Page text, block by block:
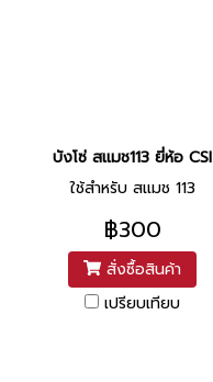
บังโซ่ สแมช113 ยี่ห้อ CSI
ใช้สำหรับ สแมช 113
฿300
สั่งซื้อสินค้า
เปรียบเทียบ